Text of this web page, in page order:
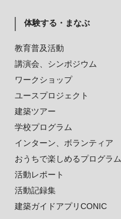
体験する・まなぶ
教育普及活動
講演会、シンポジウム
ワークショップ
ユースプロジェクト
建築ツアー
学校プログラム
インターン、ボランティア
おうちで楽しめるプログラム
活動レポート
活動記録集
建築ガイドアプリCONIC